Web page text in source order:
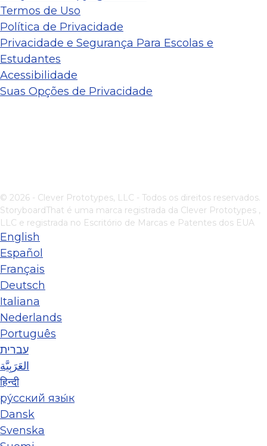
Termos de Uso
Política de Privacidade
Privacidade e Segurança Para Escolas e
Estudantes
Acessibilidade
Suas Opções de Privacidade
© 2026 - Clever Prototypes, LLC - Todos os direitos reservados.
StoryboardThat é uma marca registrada da Clever Prototypes ,
LLC e registrada no Escritório de Marcas e Patentes dos EUA
English
Español
Français
Deutsch
Italiana
Nederlands
Português
עברית
العَرَبِيَّة
हिन्दी
ру́сский язы́к
Dansk
Svenska